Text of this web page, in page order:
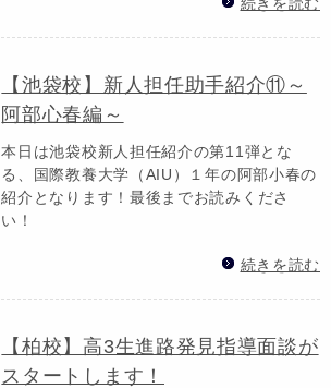
【池袋校】新人担任助手紹介⑪～
阿部心春編～
本日は池袋校新人担任紹介の第11弾とな
る、国際教養大学（AIU）１年の阿部小春の
紹介となります！最後までお読みくださ
い！
続きを読む
【柏校】高3生進路発見指導面談が
スタートします！